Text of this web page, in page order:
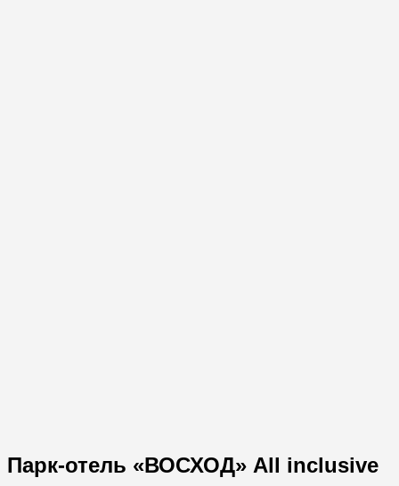
Парк-отель «ВОСХОД» All inclusive